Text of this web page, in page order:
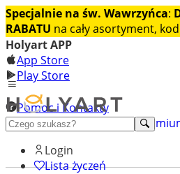
Specjalnie na św. Wawrzyńca:
RABATU na cały asortyment,
Holyart APP
App Store
Play Store
Pomoc i Kontakty
+48 222 922 860
Odkryj
Login
Lista życzeń